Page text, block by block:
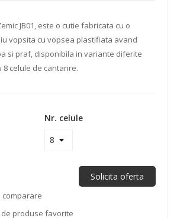
JB01, este o cutie fabricata cu o
vopsita cu vopsea plastifiata avand
si praf, disponibila in variante diferite
8 celule de cantarire.
Nr. celule
Solicita oferta
produse favorite